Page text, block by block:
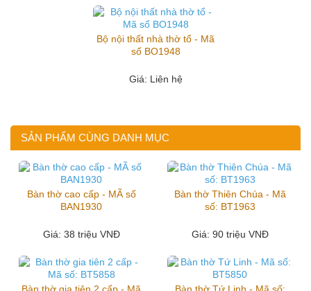
Bộ nội thất nhà thờ tổ - Mã
số BO1948
Giá: Liên hệ
SẢN PHẨM CÙNG DANH MỤC
Bàn thờ cao cấp - MÃ số
BAN1930
Giá: 38 triệu VNĐ
Bàn thờ Thiên Chúa - Mã
số: BT1963
Giá: 90 triệu VNĐ